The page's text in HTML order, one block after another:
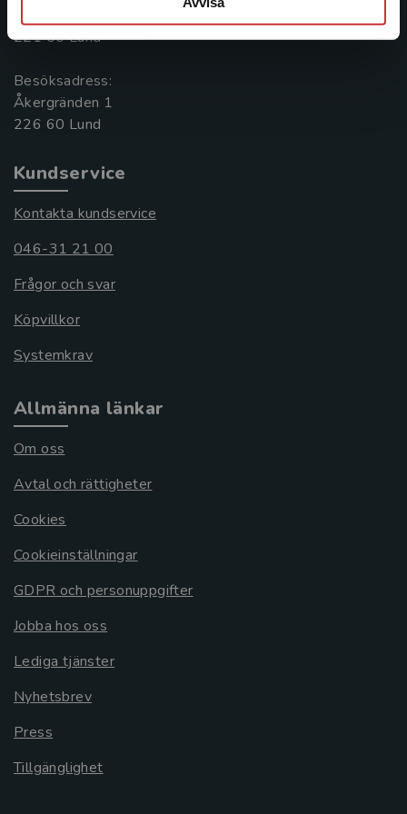
221 00 Lund
Besöksadress:
Åkergränden 1
Kundservice
Kontakta kundservice
046-31 21 00
Frågor och svar
Köpvillkor
Systemkrav
Allmänna länkar
Om oss
Avtal och rättigheter
Cookies
Cookieinställningar
GDPR och personuppgifter
Jobba hos oss
Lediga tjänster
Nyhetsbrev
Press
Tillgänglighet